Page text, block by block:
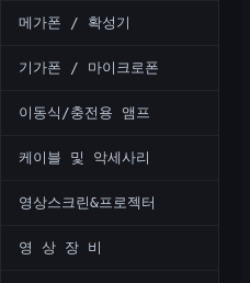
메가폰 / 확성기
기가폰 / 마이크로폰
이동식/충전용 앰프
케이블 및 악세사리
영상스크린&프로젝터
영 상 장 비